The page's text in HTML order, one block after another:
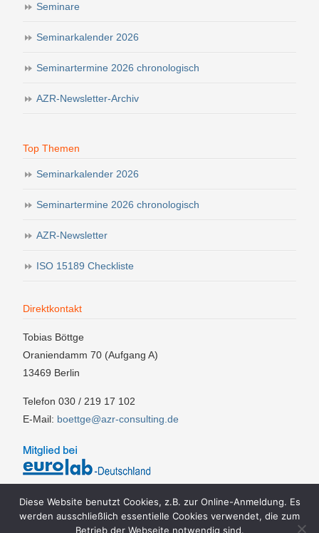
Seminare
Seminarkalender 2026
Seminartermine 2026 chronologisch
AZR-Newsletter-Archiv
Top Themen
Seminarkalender 2026
Seminartermine 2026 chronologisch
AZR-Newsletter
ISO 15189 Checkliste
Direktkontakt
Tobias Böttge
Oraniendamm 70 (Aufgang A)
13469 Berlin
Telefon 030 / 219 17 102
E-Mail: boettge@azr-consulting.de
Diese Website benutzt Cookies, z.B. zur Online-Anmeldung. Es
werden ausschließlich essentielle Cookies verwendet, die zum
Betrieb der Webseite notwendig sind.